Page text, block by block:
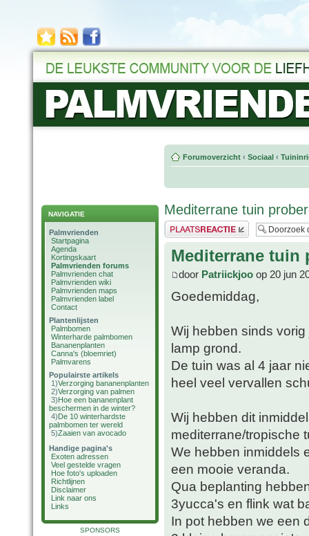
NAVIGATIE
Palmvrienden
Startpagina
Agenda
Kortingskaart
Palmvrienden forums
Palmvrienden chat
Palmvrienden wiki
Palmvrienden maps
Palmvrienden label
Contact
Plantenlijsten
Palmbomen
Winterharde palmbomen
Bananenplanten
Canna's (bloemriet)
Palmvarens
Populairste artikels
1)Verzorging bananenplanten
2)Verzorging van palmen
3)Hoe een bananenplant
beschermen in de winter?
4)De 10 winterhardste
palmbomen ter wereld
5)Zaaien van avocado
Handige pagina's
Exoten adressen
Veel gestelde vragen
Hoe foto's uploaden
Richtlijnen
Disclaimer
Link naar ons
Links
SPONSORS
Forumoverzicht ‹ Sociaal ‹
Mediterrane tuin
Plaats een reactie
Mediterrane tuin
door Patriickjoo op 20 jun
Goedemiddag,
Wij hebben sinds
lamp grond.
De tuin was al 4 jaar
heel veel vervallen
Wij hebben dit
mediterrane/tropische
We hebben inmiddels
een mooie veranda.
Qua beplanting
3yucca's en flink wat
In pot hebben we een